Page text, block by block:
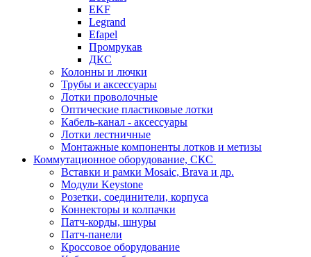
EKF
Legrand
Efapel
Промрукав
ДКС
Колонны и лючки
Трубы и аксессуары
Лотки проволочные
Оптические пластиковые лотки
Кабель-канал - аксессуары
Лотки лестничные
Монтажные компоненты лотков и метизы
Коммутационное оборудование, СКС
Вставки и рамки Mosaic, Brava и др.
Модули Keystone
Розетки, соединители, корпуса
Коннекторы и колпачки
Патч-корды, шнуры
Патч-панели
Кроссовое оборудование